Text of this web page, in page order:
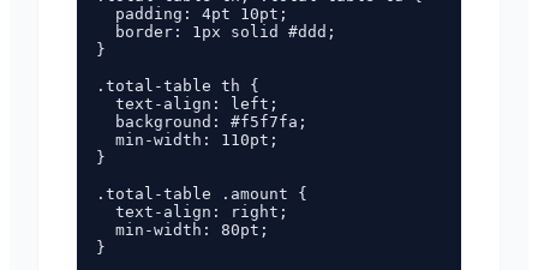
  padding: 4pt 10pt;
  border: 1px solid #ddd;
}
.total-table th {
  text-align: left;
  background: #f5f7fa;
  min-width: 110pt;
}
.total-table .amount {
  text-align: right;
  min-width: 80pt;
}